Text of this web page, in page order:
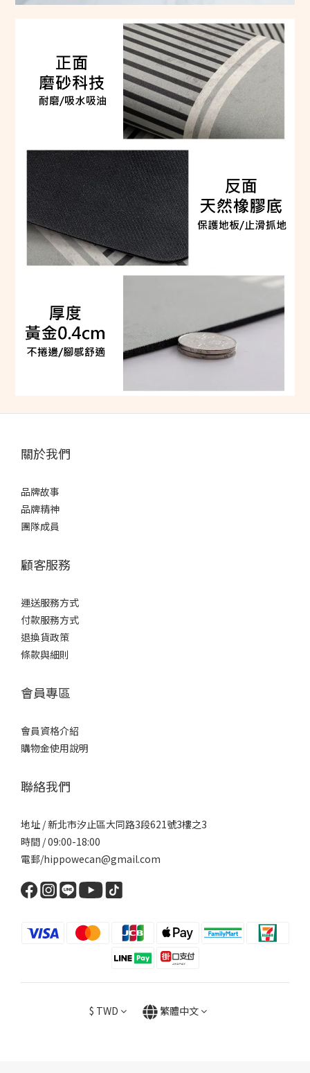
關於我們
品牌故事
品牌精神
團隊成員
顧客服務
運送服務方式
付款服務方式
退換貨政策
條款與細則
會員專區
會員資格介紹
購物金使用說明
聯絡我們
地址 / 新北市汐止區大同路3段621號3樓之3
時間 / 09:00-18:00
電郵/hippowecan@gmail.com
$ TWD 繁體中文